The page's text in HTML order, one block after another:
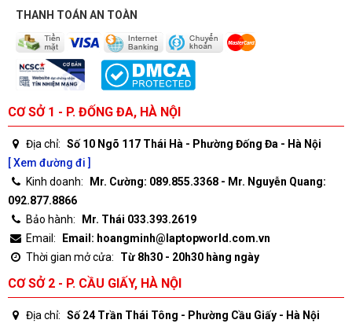
THANH TOÁN AN TOÀN
CƠ SỞ 1 - P. ĐỐNG ĐA, HÀ NỘI
Địa chỉ: Số 10 Ngõ 117 Thái Hà - Phường Đống Đa - Hà Nội
[ Xem đường đi ]
Kinh doanh:
Mr. Cường: 089.855.3368 - Mr. Nguyễn Quang:
092.877.8866
Bảo hành:
Mr. Thái 033.393.2619
Email:
Email: hoangminh@laptopworld.com.vn
Thời gian mở cửa:
Từ 8h30 - 20h30 hàng ngày
CƠ SỞ 2 - P. CẦU GIẤY, HÀ NỘI
Địa chỉ: Số 24 Trần Thái Tông - Phường Cầu Giấy - Hà Nội